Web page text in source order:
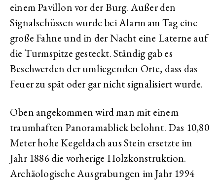
einem Pavillon vor der Burg. Außer den
Signalschüssen wurde bei Alarm am Tag eine
große Fahne und in der Nacht eine Laterne auf
die Turmspitze gesteckt. Ständig gab es
Beschwerden der umliegenden Orte, dass das
Feuer zu spät oder gar nicht signalisiert wurde.
Oben angekommen wird man mit einem
traumhaften Panoramablick belohnt. Das 10,80
Meter hohe Kegeldach aus Stein ersetzte im
Jahr 1886 die vorherige Holzkonstruktion.
Archäologische Ausgrabungen im Jahr 1994